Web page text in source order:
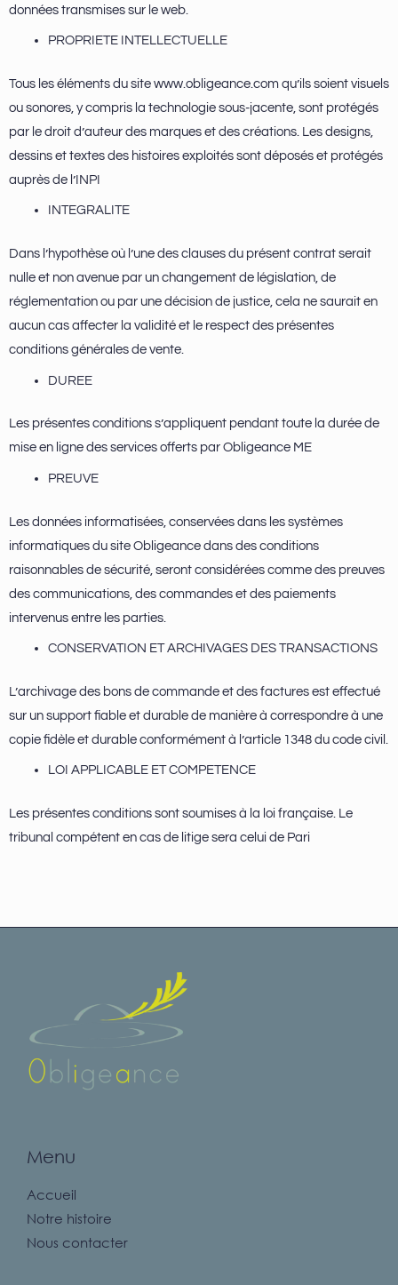
données transmises sur le web.
PROPRIETE INTELLECTUELLE
Tous les éléments du site www.obligeance.com qu’ils soient visuels
ou sonores, y compris la technologie sous-jacente, sont protégés
par le droit d’auteur des marques et des créations. Les designs,
dessins et textes des histoires exploités sont déposés et protégés
auprès de l’INPI
INTEGRALITE
Dans l’hypothèse où l’une des clauses du présent contrat serait
nulle et non avenue par un changement de législation, de
réglementation ou par une décision de justice, cela ne saurait en
aucun cas affecter la validité et le respect des présentes
conditions générales de vente.
DUREE
Les présentes conditions s’appliquent pendant toute la durée de
mise en ligne des services offerts par Obligeance ME
PREUVE
Les données informatisées, conservées dans les systèmes
informatiques du site Obligeance dans des conditions
raisonnables de sécurité, seront considérées comme des preuves
des communications, des commandes et des paiements
intervenus entre les parties.
CONSERVATION ET ARCHIVAGES DES TRANSACTIONS
L’archivage des bons de commande et des factures est effectué
sur un support fiable et durable de manière à correspondre à une
copie fidèle et durable conformément à l’article 1348 du code civil.
LOI APPLICABLE ET COMPETENCE
Les présentes conditions sont soumises à la loi française. Le
tribunal compétent en cas de litige sera celui de Pari
Menu
Accueil
Notre histoire
Nous contacter